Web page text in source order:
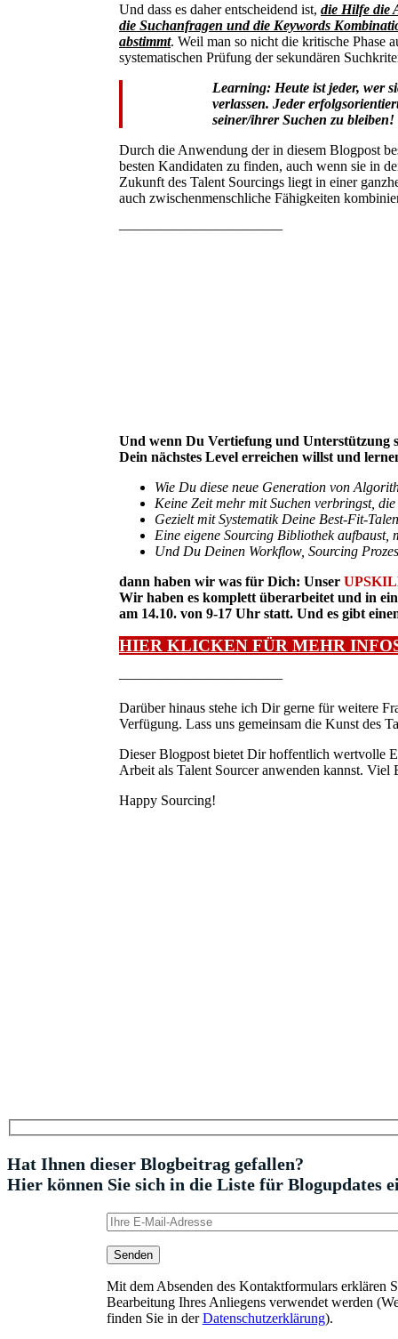
Und dass es daher entscheidend ist, die Hilfe die
die Suchanfragen und die Keywords
abstimmt. Weil man so nicht die kritische Phase
systematischen Prüfung der sekundären
Learning: Heute ist jeder, wer
verlassen. Jeder
seiner/ihrer Suchen zu bleiben!
Durch die Anwendung der in diesem Blogpost
besten Kandidaten zu finden, auch wenn sie in
Zukunft des Talent Sourcings liegt in einer
auch zwischenmenschliche Fähigkeiten
———————————–
Und wenn Du Vertiefung und Unterstützung
Dein nächstes Level erreichen willst und
Wie Du diese neue Generation von
Keine Zeit mehr mit Suchen verbringst,
Gezielt mit Systematik Deine Best-Fit-
Eine eigene Sourcing Bibliothek aufbaust,
Und Du Deinen Workflow, Sourcing
dann haben wir was für Dich: Unser
Wir haben es komplett überarbeitet und in
am 14.10. von 9-17 Uhr statt. Und es gibt
HIER KLICKEN FÜR MEHR
———————————–
Darüber hinaus stehe ich Dir gerne für weitere
Verfügung. Lass uns gemeinsam die Kunst des
Dieser Blogpost bietet Dir hoffentlich wertvolle
Arbeit als Talent Sourcer anwenden kannst. Viel
Happy Sourcing!
Hat Ihnen dieser Blogbeitrag gefallen?
Hier können Sie sich in die Liste für Blogupdates
Mit dem Absenden des Kontaktformulars erklären
Bearbeitung Ihres Anliegens verwendet werden
finden Sie in derDatenschutzerklärung).